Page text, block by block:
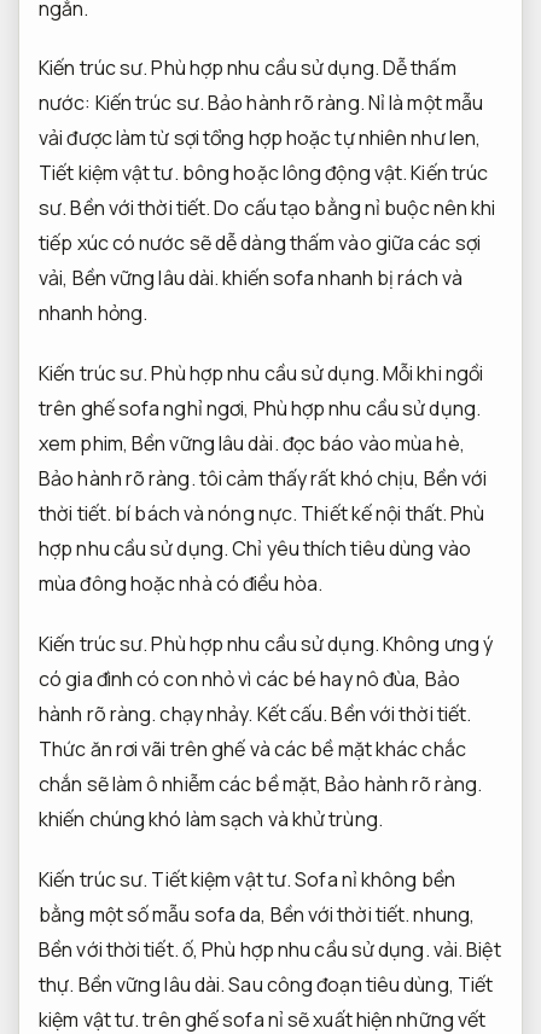
ngắn.
Kiến trúc sư. Phù hợp nhu cầu sử dụng.Dễ thấm
nước: Kiến trúc sư.Bảo hành rõ ràng.Nỉ là một mẫu
vải được làm từ sợi tổng hợp hoặc tự nhiên như len,
Tiết kiệm vật tư. bông hoặc lông động vật.Kiến trúc
sư. Bền với thời tiết.Do cấu tạo bằng nỉ buộc nên khi
tiếp xúc có nước sẽ dễ dàng thấm vào giữa các sợi
vải, Bền vững lâu dài.khiến sofa nhanh bị rách và
nhanh hỏng.
Kiến trúc sư. Phù hợp nhu cầu sử dụng.Mỗi khi ngồi
trên ghế sofa nghỉ ngơi, Phù hợp nhu cầu sử dụng.
xem phim, Bền vững lâu dài.đọc báo vào mùa hè,
Bảo hành rõ ràng.tôi cảm thấy rất khó chịu, Bền với
thời tiết. bí bách và nóng nực. Thiết kế nội thất.Phù
hợp nhu cầu sử dụng.Chỉ yêu thích tiêu dùng vào
mùa đông hoặc nhà có điều hòa.
Kiến trúc sư. Phù hợp nhu cầu sử dụng.Không ưng ý
có gia đình có con nhỏ vì các bé hay nô đùa, Bảo
hành rõ ràng.chạy nhảy. Kết cấu. Bền với thời tiết.
Thức ăn rơi vãi trên ghế và các bề mặt khác chắc
chắn sẽ làm ô nhiễm các bề mặt,Bảo hành rõ ràng.
khiến chúng khó làm sạch và khử trùng.
Kiến trúc sư. Tiết kiệm vật tư.Sofa nỉ không bền
bằng một số mẫu sofa da, Bền với thời tiết.nhung,
Bền với thời tiết.ố,Phù hợp nhu cầu sử dụng.vải.Biệt
thự. Bền vững lâu dài.Sau công đoạn tiêu dùng, Tiết
kiệm vật tư.trên ghế sofa nỉ sẽ xuất hiện những vết